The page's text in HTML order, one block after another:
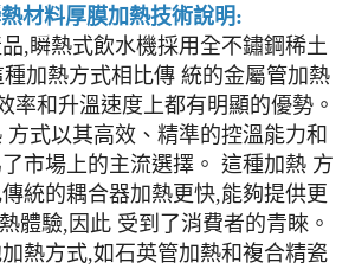
材料厚膜加熱技術說明:
,瞬熱式飲水機採用全不鏽鋼稀土
加熱方式相比傳 統的金屬管加熱
率和升溫速度上都有明顯的優勢。
方式以其高效、精準的控溫能力和
市場上的主流選擇。 這種加熱 方
統的耦合器加熱更快,能夠提供更
體驗,因此 受到了消費者的青睞。
熱方式,如石英管加熱和複合精瓷